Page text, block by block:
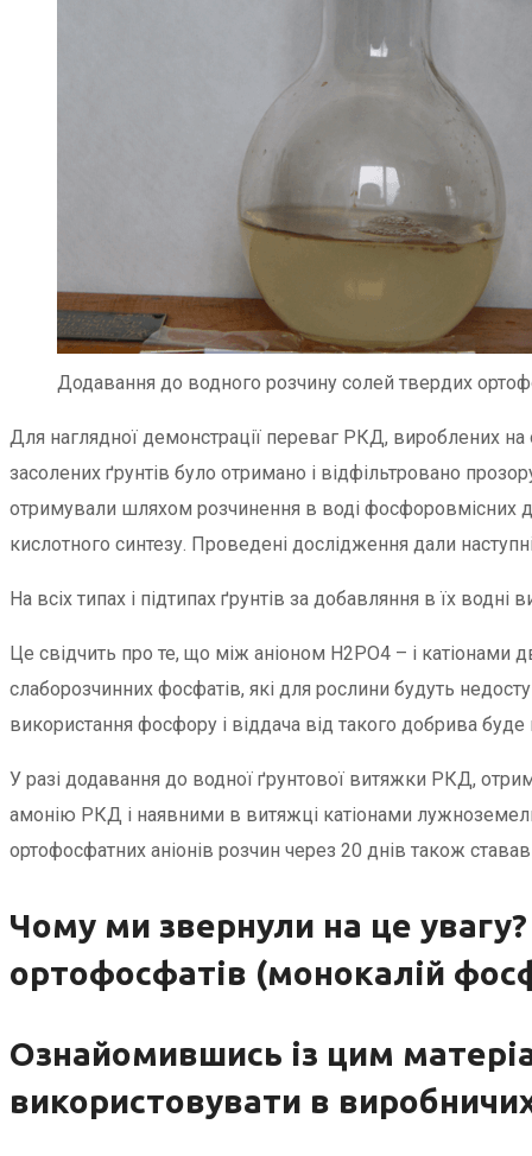
Додавання до водного розчину солей твердих
Для наглядної демонстрації переваг РКД, вироблених
засолених ґрунтів було отримано і відфільтровано
отримували шляхом розчинення в воді фосфоровмісних
кислотного синтезу. Проведені дослідження дали
На всіх типах і підтипах ґрунтів за добавляння в їх
Це свідчить про те, що між аніоном Н2РО4 – і катіонами
слаборозчинних фосфатів, які для рослини будуть
використання фосфору і віддача від такого добрива
У разі додавання до водної ґрунтової витяжки РКД,
амонію РКД і наявними в витяжці катіонами
ортофосфатних аніонів розчин через 20 днів також
Чому ми звернули на це
ортофосфатів (монокалій
Ознайомившись із цим
використовувати в